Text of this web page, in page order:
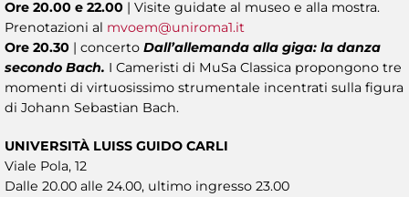
Ore 20.00 e 22.00 | Visite guidate al museo e alla mostra.
Prenotazioni al mvoem@uniroma1.it
Ore 20.30 | concerto Dall’allemanda alla giga: la danza
secondo Bach. I Cameristi di MuSa Classica propongono tre
momenti di virtuosissimo strumentale incentrati sulla figura
di Johann Sebastian Bach.
UNIVERSITÀ LUISS GUIDO CARLI
Viale Pola, 12
Dalle 20.00 alle 24.00, ultimo ingresso 23.00